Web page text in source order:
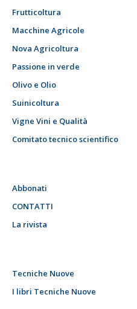
Frutticoltura
Macchine Agricole
Nova Agricoltura
Passione in verde
Olivo e Olio
Suinicoltura
Vigne Vini e Qualità
Comitato tecnico scientifico
Abbonati
CONTATTI
La rivista
Tecniche Nuove
I libri Tecniche Nuove